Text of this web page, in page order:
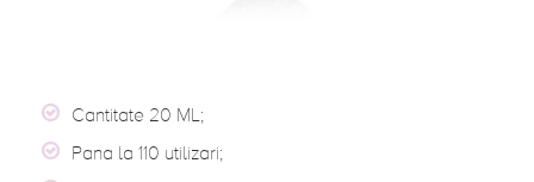
Cantitate 20 ML;
Pana la 110 utilizari;